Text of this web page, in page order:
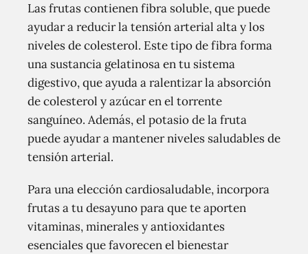
Las frutas contienen fibra soluble, que puede
ayudar a reducir la tensión arterial alta y los
niveles de colesterol. Este tipo de fibra forma
una sustancia gelatinosa en tu sistema
digestivo, que ayuda a ralentizar la absorción
de colesterol y azúcar en el torrente
sanguíneo. Además, el potasio de la fruta
puede ayudar a mantener niveles saludables de
tensión arterial.
Para una elección cardiosaludable, incorpora
frutas a tu desayuno para que te aporten
vitaminas, minerales y antioxidantes
esenciales que favorecen el bienestar